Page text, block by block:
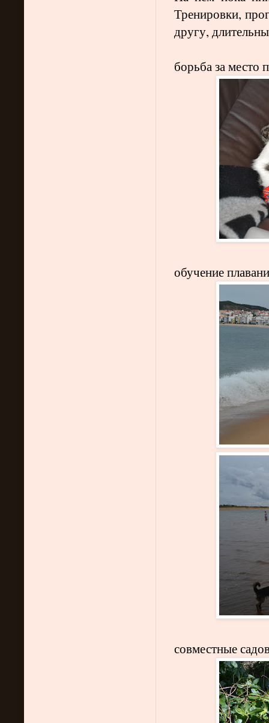
Тренировки,
другу,
борьба за место
обучение
совместные